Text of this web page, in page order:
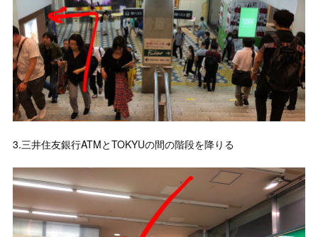
3.三井住友銀行ATMとTOKYUの間の階段を降りる